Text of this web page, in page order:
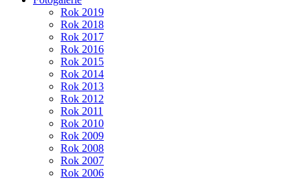
Rok 2019
Rok 2018
Rok 2017
Rok 2016
Rok 2015
Rok 2014
Rok 2013
Rok 2012
Rok 2011
Rok 2010
Rok 2009
Rok 2008
Rok 2007
Rok 2006